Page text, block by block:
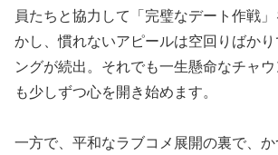
員たちと協力して「完璧なデート作戦
かし、慣れないアピールは空回りばか
ングが続出。それでも一生懸命なチャ
も少しずつ心を開き始めます。
一方で、平和なラブコメ展開の裏で、